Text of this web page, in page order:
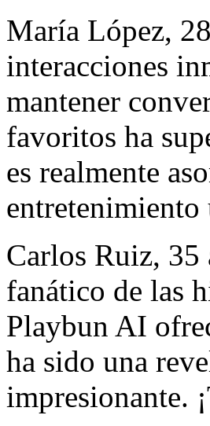
María López,
interacciones
mantener
favoritos ha
es realmente
entretenimiento
Carlos Ruiz, 35
fanático de las
Playbun AI
ha sido una
impresionante.